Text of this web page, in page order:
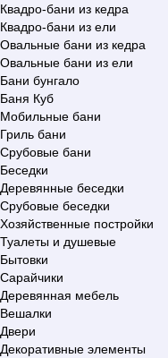
Квадро-бани из кедра
Квадро-бани из ели
Овальные бани из кедра
Овальные бани из ели
Бани бунгало
Баня Куб
Мобильные бани
Гриль бани
Срубовые бани
Беседки
Деревянные беседки
Срубовые беседки
Хозяйственные постройки
Туалеты и душевые
Бытовки
Сарайчики
Деревянная мебель
Вешалки
Двери
Декоративные элементы